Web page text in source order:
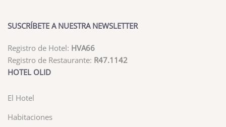
SUSCRÍBETE A NUESTRA NEWSLETTER
Registro de Hotel: HVA66
Registro de Restaurante: R47.1142
HOTEL OLID
El Hotel
Habitaciones